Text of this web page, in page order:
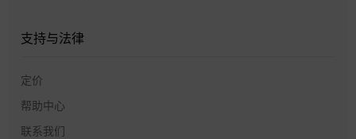
支持与法律
定价
帮助中心
联系我们